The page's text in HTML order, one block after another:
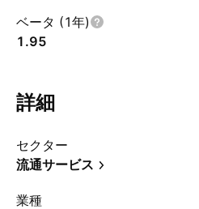
ベータ (1年)
1.95
詳細
セクター
流通サービス
業種